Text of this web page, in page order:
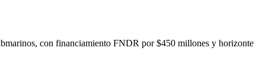
con financiamiento FNDR por $450 millones y horizonte